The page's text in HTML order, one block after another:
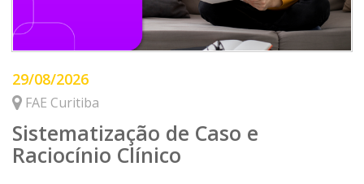
29/08/2026
FAE Curitiba
Sistematização de Caso e
Raciocínio Clínico